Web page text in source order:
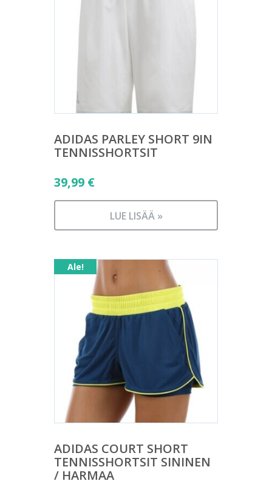
ADIDAS PARLEY SHORT 9IN
TENNISSHORTSIT
39,99 €
LUE LISÄÄ »
Ale!
ADIDAS COURT SHORT
TENNISSHORTSIT SININEN
/ HARMAA